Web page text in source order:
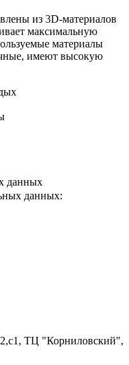
из 3D-материалов
максимальную
материалы
имеют высокую
данных
данных:
ТЦ "Корниловский",